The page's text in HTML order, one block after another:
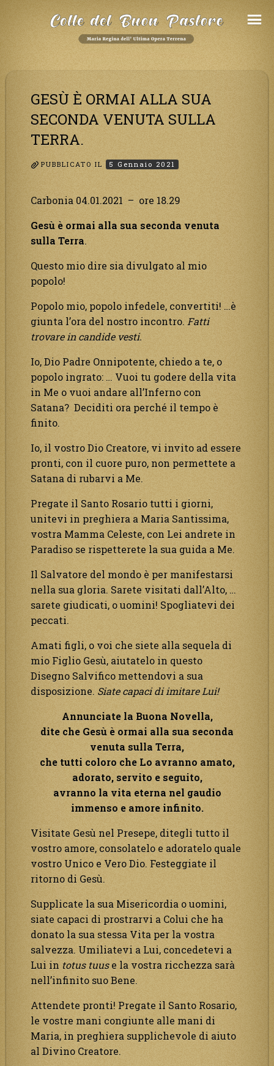
GESÙ È ORMAI ALLA SUA
SECONDA VENUTA SULLA
TERRA.
PUBBLICATO IL 5 Gennaio 2021
Carbonia 04.01.2021 – ore 18.29
Gesù è ormai alla sua seconda venuta
sulla Terra.
Questo mio dire sia divulgato al mio
popolo!
Popolo mio, popolo infedele, convertiti! …è
giunta l’ora del nostro incontro. Fatti
trovare in candide vesti.
Io, Dio Padre Onnipotente, chiedo a te, o
popolo ingrato: … Vuoi tu godere della vita
in Me o vuoi andare all’Inferno con
Satana? Deciditi ora perché il tempo è
finito.
Io, il vostro Dio Creatore, vi invito ad essere
pronti, con il cuore puro, non permettete a
Satana di rubarvi a Me.
Pregate il Santo Rosario tutti i giorni,
unitevi in preghiera a Maria Santissima,
vostra Mamma Celeste, con Lei andrete in
Paradiso se rispetterete la sua guida a Me.
Il Salvatore del mondo è per manifestarsi
nella sua gloria. Sarete visitati dall’Alto, …
sarete giudicati, o uomini! Spogliatevi dei
peccati.
Amati figli, o voi che siete alla sequela di
mio Figlio Gesù, aiutatelo in questo
Disegno Salvifico mettendovi a sua
disposizione. Siate capaci di imitare Lui!
Annunciate la Buona Novella,
dite che Gesù è ormai alla sua seconda
venuta sulla Terra,
che tutti coloro che Lo avranno amato,
adorato, servito e seguito,
avranno la vita eterna nel gaudio
immenso e amore infinito.
Visitate Gesù nel Presepe, ditegli tutto il
vostro amore, consolatelo e adoratelo quale
vostro Unico e Vero Dio. Festeggiate il
ritorno di Gesù.
Supplicate la sua Misericordia o uomini,
siate capaci di prostrarvi a Colui che ha
donato la sua stessa Vita per la vostra
salvezza. Umiliatevi a Lui, concedetevi a
Lui in totus tuuse la vostra ricchezza sarà
nell’infinito suo Bene.
Attendete pronti! Pregate il Santo Rosario,
le vostre mani congiunte alle mani di
Maria, in preghiera supplichevole di aiuto
al Divino Creatore.